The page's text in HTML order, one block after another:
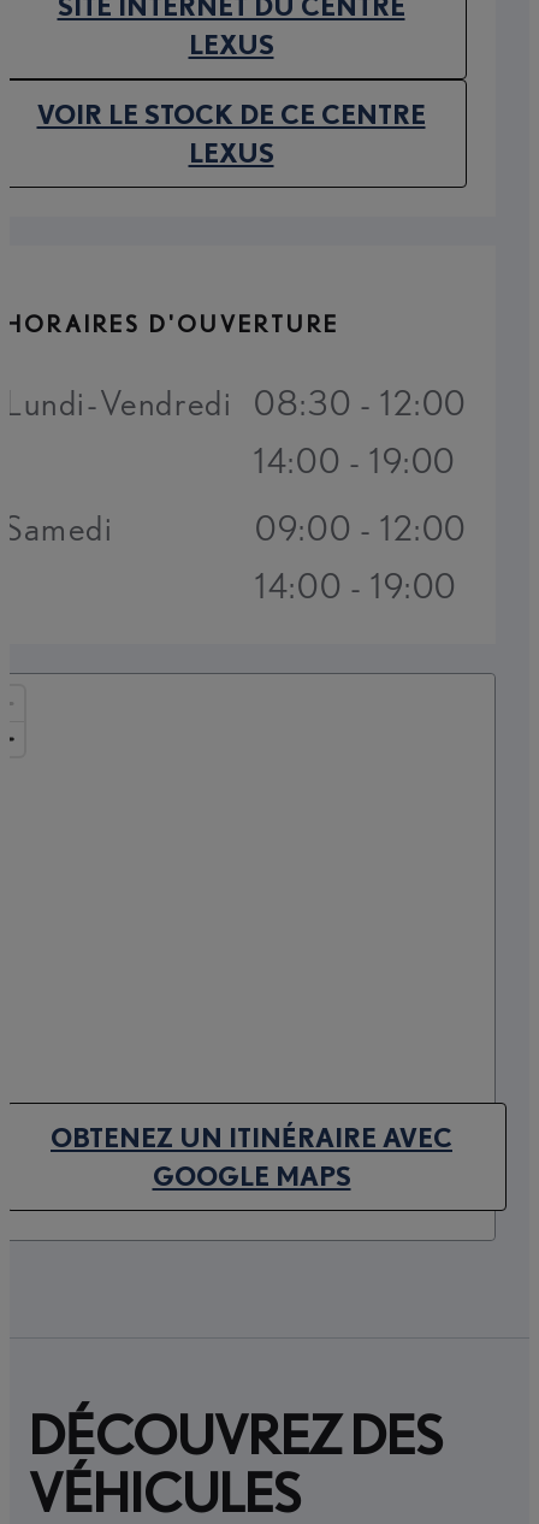
LEXUS(OPENS IN NEW TAB)
VOIR LE STOCK DE CE CENTRE
LEXUS(OPENS IN NEW TAB)
OBTENEZ UN ITINÉRAIRE AVEC
GOOGLE MAPS(OPENS IN NEW TAB)
HORAIRES D'OUVERTURE
Lundi-Vendredi
08:30 - 12:00
14:00 - 19:00
Samedi
09:00 - 12:00
14:00 - 19:00
DÉCOUVREZ DES
VÉHICULES